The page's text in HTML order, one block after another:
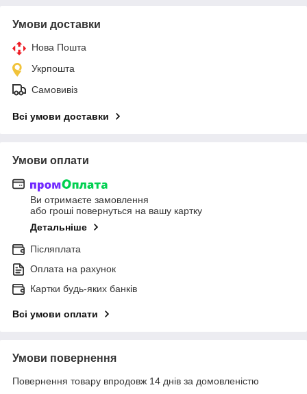
Умови доставки
Нова Пошта
Укрпошта
Самовивіз
Всі умови доставки
Умови оплати
Ви отримаєте замовлення
або гроші повернуться на вашу картку
Детальніше
Післяплата
Оплата на рахунок
Картки будь-яких банків
Всі умови оплати
Умови повернення
Повернення товару впродовж 14 днів за домовленістю